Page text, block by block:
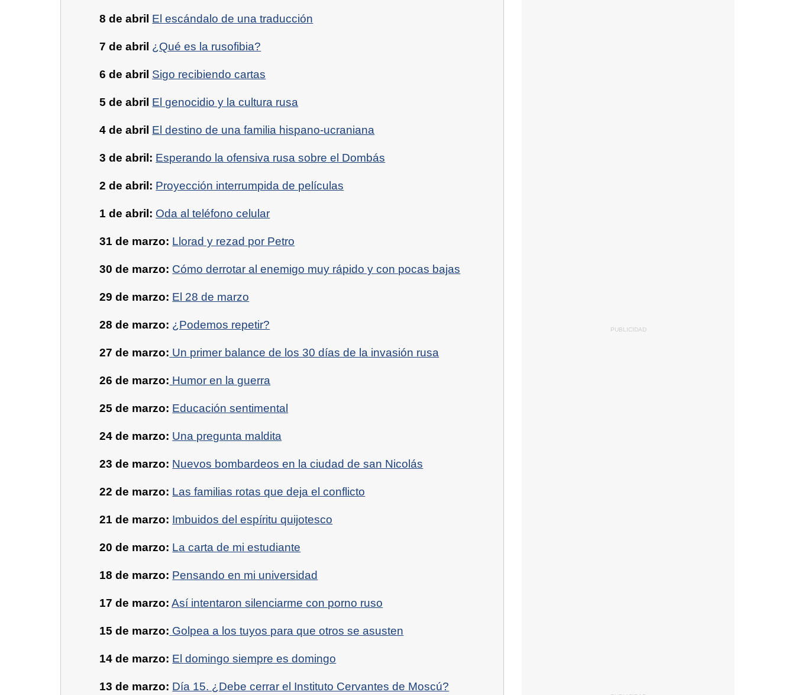
8 de abril El escándalo de una traducción
7 de abril ¿Qué es la rusofibia?
6 de abril Sigo recibiendo cartas
5 de abril El genocidio y la cultura rusa
4 de abril El destino de una familia hispano-ucraniana
3 de abril: Esperando la ofensiva rusa sobre el Dombás
2 de abril: Proyección interrumpida de películas
1 de abril: Oda al teléfono celular
31 de marzo: Llorad y rezad por Petro
30 de marzo: Cómo derrotar al enemigo muy rápido y con pocas bajas
29 de marzo: El 28 de marzo
28 de marzo: ¿Podemos repetir?
27 de marzo: Un primer balance de los 30 días de la invasión rusa
26 de marzo: Humor en la guerra
25 de marzo: Educación sentimental
24 de marzo: Una pregunta maldita
23 de marzo: Nuevos bombardeos en la ciudad de san Nicolás
22 de marzo: Las familias rotas que deja el conflicto
21 de marzo: Imbuidos del espíritu quijotesco
20 de marzo: La carta de mi estudiante
18 de marzo: Pensando en mi universidad
17 de marzo: Así intentaron silenciarme con porno ruso
15 de marzo: Golpea a los tuyos para que otros se asusten
14 de marzo: El domingo siempre es domingo
13 de marzo: Día 15. ¿Debe cerrar el Instituto Cervantes de Moscú?